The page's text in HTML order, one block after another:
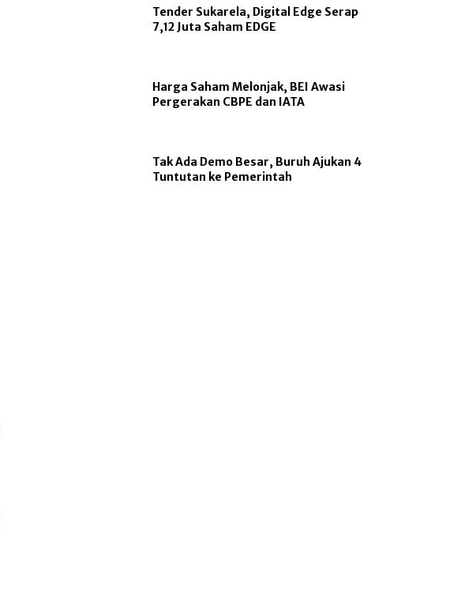
Tender Sukarela, Digital Edge Serap
7,12 Juta Saham EDGE
Harga Saham Melonjak, BEI Awasi
Pergerakan CBPE dan IATA
Tak Ada Demo Besar, Buruh Ajukan 4
Tuntutan ke Pemerintah